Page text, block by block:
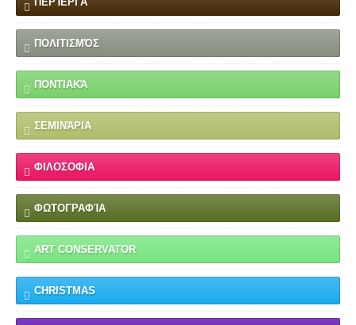
ΠΟΛΙΤΙΣΜΌΣ
ΠΟΝΤΙΑΚΆ
ΣΕΜΙΝΆΡΙΑ
ΦΙΛΟΣΟΦΙΑ
ΦΩΤΟΓΡΑΦΊΑ
ART CONSERVATOR
CHRISTMAS